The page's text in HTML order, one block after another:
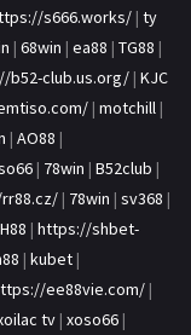
s666.works/ | ty
| 68win | ea88 | TG88 |
b52-club.us.org/ | KJC
| motchill |
| AO88 |
| 78win | B52club |
| 78win | sv368 |
| https://shbet-
| kubet |
ee88vie.com/ |
tv | xoso66 |